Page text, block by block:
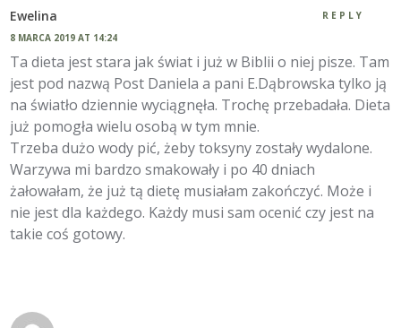
Ewelina
8 MARCA 2019 AT 14:24
REPLY
Ta dieta jest stara jak świat i już w Biblii o niej pisze. Tam
jest pod nazwą Post Daniela a pani E.Dąbrowska tylko ją
na światło dziennie wyciągnęła. Trochę przebadała. Dieta
już pomogła wielu osobą w tym mnie.
Trzeba dużo wody pić, żeby toksyny zostały wydalone.
Warzywa mi bardzo smakowały i po 40 dniach
żałowałam, że już tą dietę musiałam zakończyć. Może i
nie jest dla każdego. Każdy musi sam ocenić czy jest na
takie coś gotowy.